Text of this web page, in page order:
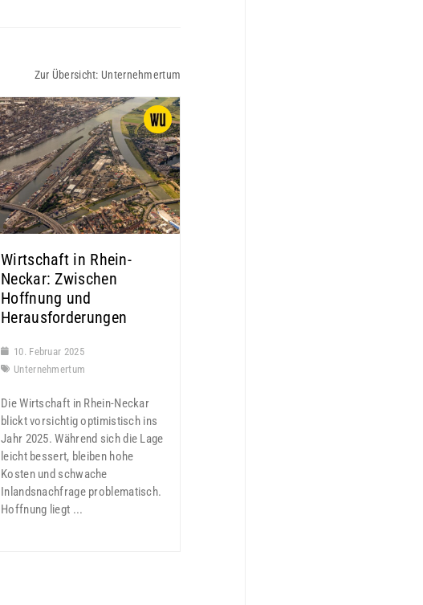
Zur Übersicht: Unternehmertum
Wirtschaft in Rhein-
Neckar: Zwischen
Hoffnung und
Herausforderungen
10. Februar 2025
Unternehmertum
Die Wirtschaft in Rhein-Neckar
blickt vorsichtig optimistisch ins
Jahr 2025. Während sich die Lage
leicht bessert, bleiben hohe
Kosten und schwache
Inlandsnachfrage problematisch.
Hoffnung liegt ...